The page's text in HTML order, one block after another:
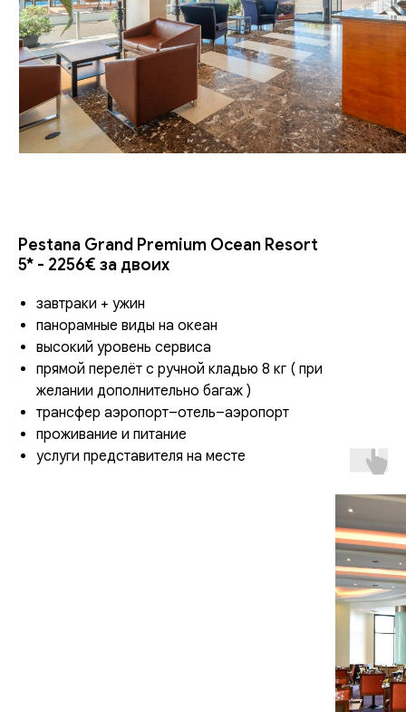
Pestana Grand Premium Ocean Resort
5* - 2256€ за двоих
завтраки + ужин
панорамные виды на океан
высокий уровень сервиса
прямой перелёт с ручной кладью 8 кг ( при
желании дополнительно багаж )
трансфер аэропорт–отель–аэропорт
проживание и питание
услуги представителя на месте